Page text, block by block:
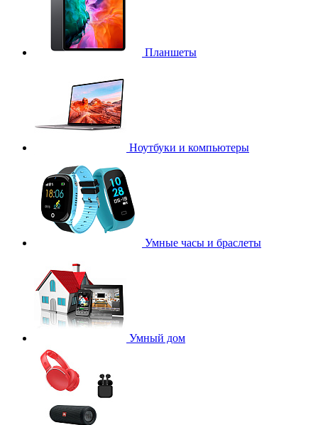
Планшеты
Ноутбуки и компьютеры
Умные часы и браслеты
Умный дом